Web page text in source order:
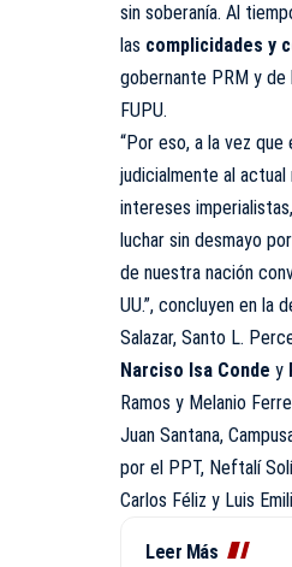
sin soberanía. Al
las complicidades y
gobernante PRM y
FUPU.
“Por eso, a la vez
judicialmente al
intereses
luchar sin desmayo
de nuestra nación
UU.”, concluyen en la
Salazar, Santo L.
Narciso Isa Conde y
Ramos y Melanio
Juan Santana,
por el PPT, Neftalí
Carlos Féliz y Luis
Leer Más